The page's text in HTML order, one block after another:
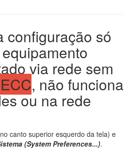
configuração só
via rede sem
, não funciona
ou na rede
canto superior esquerdo da tela) e
(System Preferences...).